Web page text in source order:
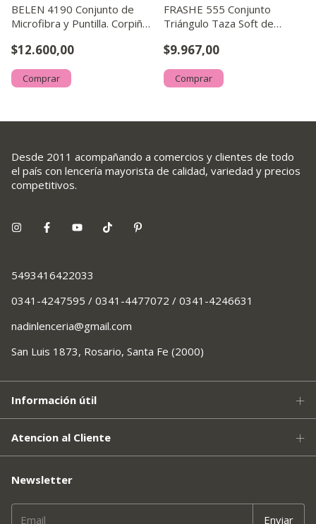
BELEN 4190 Conjunto de
Microfibra y Puntilla. Corpiño
con Dije Personaliz
$12.600,00
Comprar
FRASHE 555 Conjunto
Triángulo Taza Soft de
$9.967,00
Comprar
Desde 2011 acompañando a comercios y clientes de todo
el país con lencería mayorista de calidad, variedad y precios
competitivos.
5493416422033
0341-4247595 / 0341-4477072 / 0341-4246631
nadinlenceria@gmail.com
San Luis 1873, Rosario, Santa Fe (2000)
Información útil
Atencion al Cliente
Newsletter